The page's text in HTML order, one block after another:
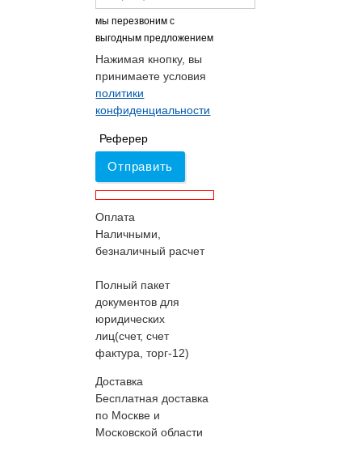
мы перезвоним с
выгодным предложением
Нажимая кнопку, вы
принимаете условия
политики
конфиденциальности
Реферер
Отправить
Оплата
Наличными,
безналичный расчет
Полный пакет
документов для
юридических
лиц(счет, счет
фактура, торг-12)
Доставка
Бесплатная доставка
по Москве и
Московской области